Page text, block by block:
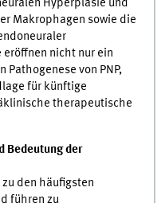
Hyperplasie und
Makrophagen sowie die
nicht nur ein
Pathogenese von PNP,
für künftige
therapeutische
Bedeutung der
den häufigsten
führen zu